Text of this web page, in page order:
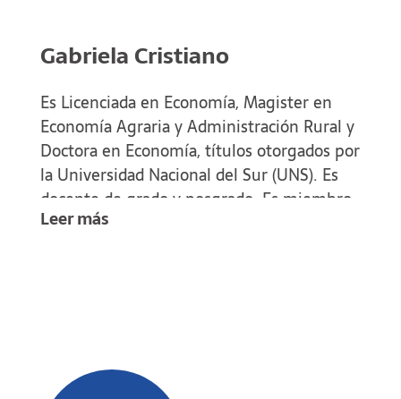
Gabriela Cristiano
Es Licenciada en Economía, Magister en
Economía Agraria y Administración Rural y
Doctora en Economía, títulos otorgados por
la Universidad Nacional del Sur (UNS). Es
docente de grado y posgrado. Es miembro
del Instituto de Investigaciones Sociales y
agroindustrial y economía circular. Ha
publicado capítulos de libros y artículos en
Leer más